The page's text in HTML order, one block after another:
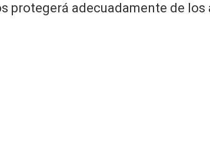
protegerá adecuadamente de